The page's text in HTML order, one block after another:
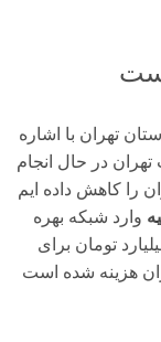
تهران با اشاره
در حال انجام
را کاهش داده ایم
وارد شبکه بهره
خواهیم کرد. از سال ۸۹ تاکنون ۱۴۲ میلیارد تومان برای
هزینه شده است